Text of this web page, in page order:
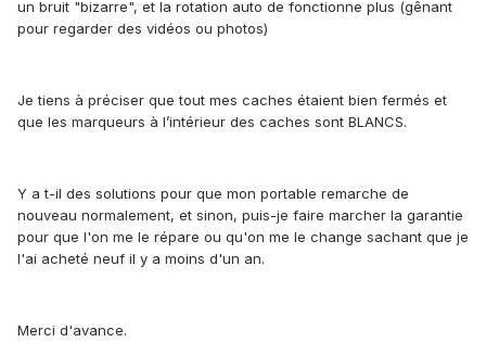
un bruit "bizarre", et la rotation auto de fonctionne plus (gênant
pour regarder des vidéos ou photos)
Je tiens à préciser que tout mes caches étaient bien fermés et
que les marqueurs à l’intérieur des caches sont BLANCS.
Y a t-il des solutions pour que mon portable remarche de
nouveau normalement, et sinon, puis-je faire marcher la garantie
pour que l'on me le répare ou qu'on me le change sachant que je
l'ai acheté neuf il y a moins d'un an.
Merci d'avance.